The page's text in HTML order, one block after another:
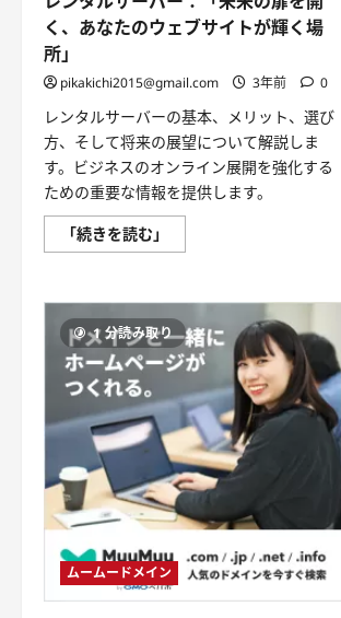
緒
に
ば
っ
と
便
利！
に
つ
ら
む
く、あなたのウェブサイトが輝く場
所」
pikakichi2015@gmail.com 3年前 0
レンタルサーバーの基本、メリット、選び
方、そして将来の展望について解説しま
す。ビジネスのオンライン展開を強化する
ための重要な情報を提供します。
「続きを読む」
ン
ー
バ
ー：
「未
来
扉
開
く、
あ
な
た
の
ウ
ブ
サ
イ
ト
1 分読み取り
ムームードメイン